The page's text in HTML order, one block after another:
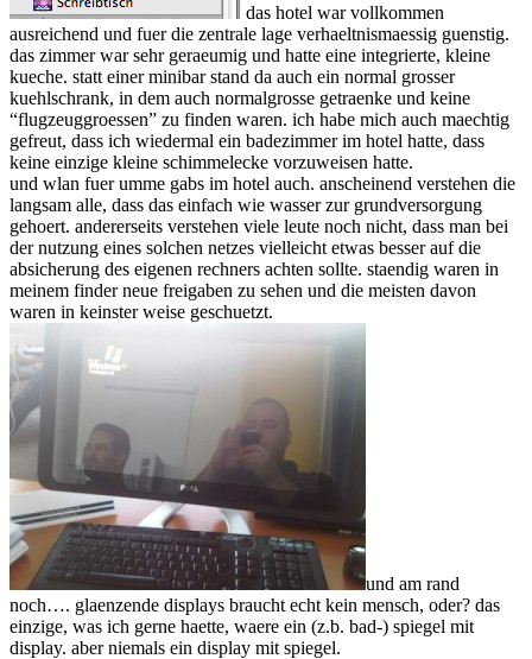
das hotel war vollkommen
ausreichend und fuer die zentrale lage verhaeltnismaessig guenstig.
das zimmer war sehr geraeumig und hatte eine integrierte, kleine
kueche. statt einer minibar stand da auch ein normal grosser
kuehlschrank, in dem auch normalgrosse getraenke und keine
“flugzeuggroessen” zu finden waren. ich habe mich auch maechtig
gefreut, dass ich wiedermal ein badezimmer im hotel hatte, dass
keine einzige kleine schimmelecke vorzuweisen hatte.
und wlan fuer umme gabs im hotel auch. anscheinend verstehen die
langsam alle, dass das einfach wie wasser zur grundversorgung
gehoert. andererseits verstehen viele leute noch nicht, dass man bei
der nutzung eines solchen netzes vielleicht etwas besser auf die
absicherung des eigenen rechners achten sollte. staendig waren in
meinem finder neue freigaben zu sehen und die meisten davon
waren in keinster weise geschuetzt.
und am rand
noch…. glaenzende displays braucht echt kein mensch, oder? das
einzige, was ich gerne haette, waere ein (z.b. bad-) spiegel mit
display. aber niemals ein display mit spiegel.